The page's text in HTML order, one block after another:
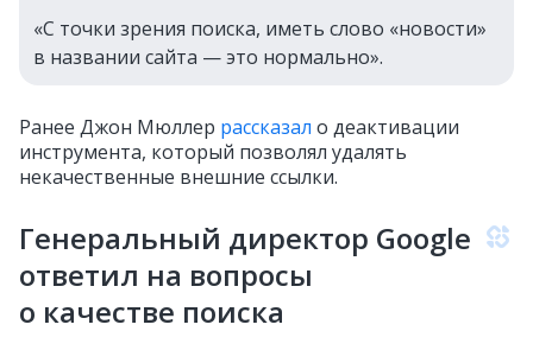
«С точки зрения поиска, иметь слово «новости»
в названии сайта — это нормально».
Ранее Джон Мюллер рассказал о деактивации
инструмента, который позволял удалять
некачественные внешние ссылки.
Генеральный директор Google
ответил на вопросы
о качестве поиска